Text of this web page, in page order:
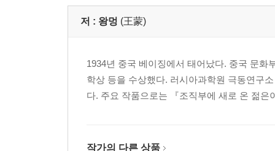
저 : 왕멍 (王蒙)
1934년 중국 베이징에서 태어났다. 중국 문
학상 등을 수상했다. 러시아과학원 극동연구
다. 주요 작품으로는 『조직부에 새로 온 젊은
작가의 다른 상품